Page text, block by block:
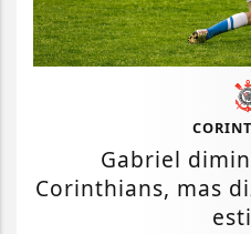
Gabriel
Corinthians, mas